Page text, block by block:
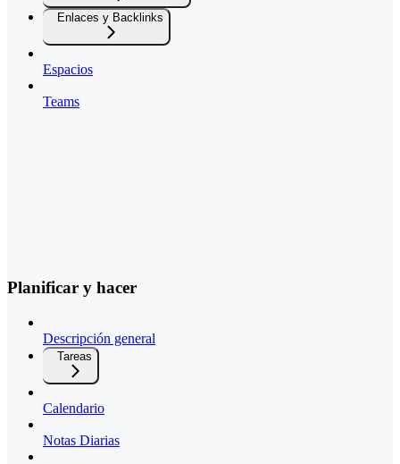
Enlaces y Backlinks
Espacios
Teams
Planificar y hacer
Descripción general
Tareas
Calendario
Notas Diarias